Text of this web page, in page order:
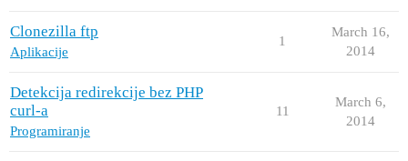
Clonezilla ftp
Aplikacije
1
March 16,
2014
Detekcija redirekcije bez PHP
curl-a
Programiranje
11
March 6,
2014